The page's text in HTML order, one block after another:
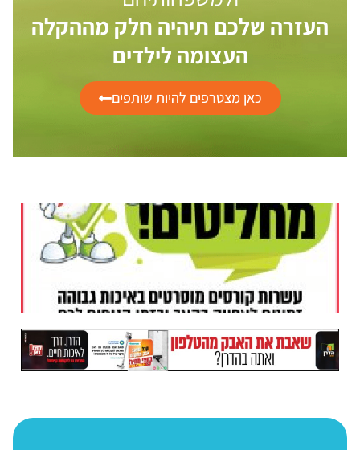
העזרה שלכם תיהיה חלק מההקלה
העצומה לילדים
כאן מצטרפים להיות שותפים